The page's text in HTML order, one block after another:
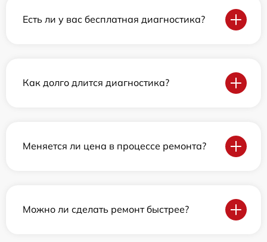
Есть ли у вас бесплатная диагностика?
Как долго длится диагностика?
Меняется ли цена в процессе ремонта?
Можно ли сделать ремонт быстрее?